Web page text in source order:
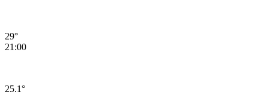
29°
21:00
25.1°